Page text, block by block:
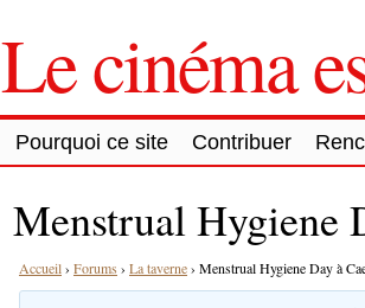
Le cinéma
Pourquoi ce site Contribuer
Menstrual Hygiene
Accueil› Forums › La taverne› Menstrual Hygiene Day à